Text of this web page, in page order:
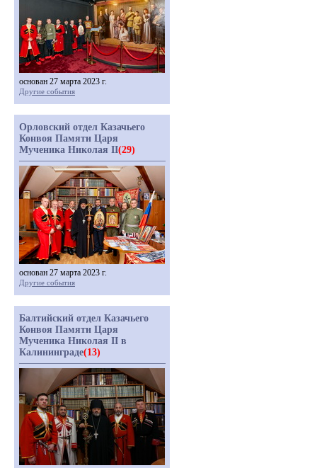
основан 27 марта 2023 г.
Другие события
Орловский отдел Казачьего
Конвоя Памяти Царя
Мученика Николая II(29)
основан 27 марта 2023 г.
Другие события
Балтийский отдел Казачьего
Конвоя Памяти Царя
Мученика Николая II в
Калининграде(13)